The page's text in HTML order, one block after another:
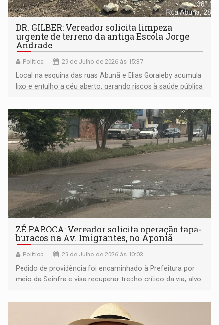
DR. GILBER: Vereador solicita limpeza
urgente de terreno da antiga Escola Jorge
Andrade
Política 29 de Julho de 2026 às 15:37
Local na esquina das ruas Abunã e Elias Goraieby acumula
lixo e entulho a céu aberto, gerando riscos à saúde pública
ZÉ PAROCA: Vereador solicita operação tapa-
buracos na Av. Imigrantes, no Aponiã
Política 29 de Julho de 2026 às 10:03
Pedido de providência foi encaminhado à Prefeitura por
meio da Seinfra e visa recuperar trecho crítico da via, alvo